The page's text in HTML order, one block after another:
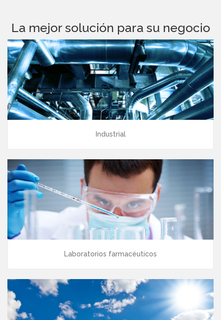
La mejor solución para su negocio
Industrial
Laboratorios farmacéuticos